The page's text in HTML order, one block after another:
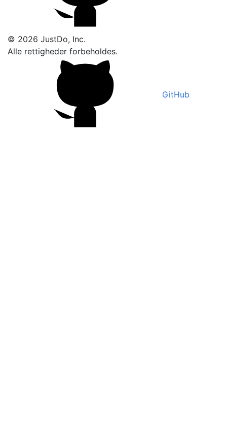
© 2026 JustDo, Inc.
Alle rettigheder forbeholdes.
GitHub